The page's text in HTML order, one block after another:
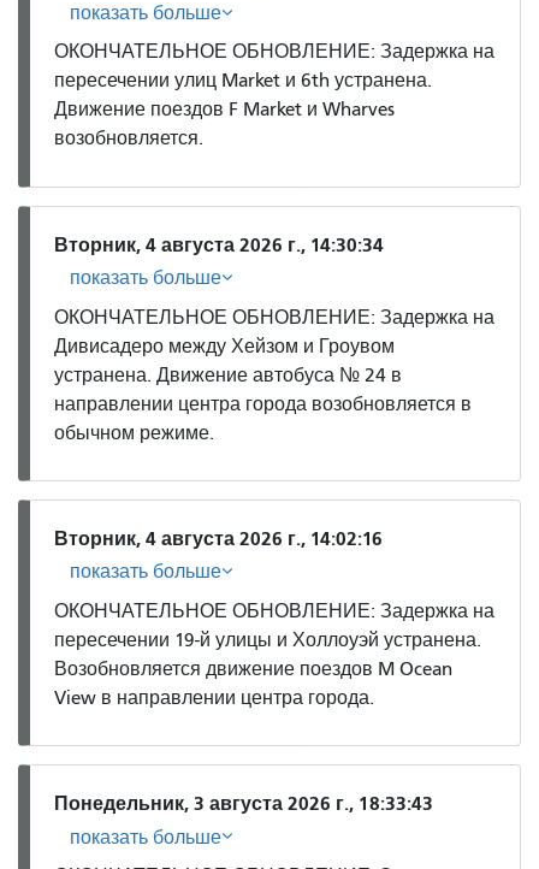
показать больше
ОКОНЧАТЕЛЬНОЕ ОБНОВЛЕНИЕ: Задержка на
пересечении улиц Market и 6th устранена.
Движение поездов F Market и Wharves
возобновляется.
Вторник, 4 августа 2026 г., 14:30:34
показать больше
ОКОНЧАТЕЛЬНОЕ ОБНОВЛЕНИЕ: Задержка на
Дивисадеро между Хейзом и Гроувом
устранена. Движение автобуса № 24 в
направлении центра города возобновляется в
обычном режиме.
Вторник, 4 августа 2026 г., 14:02:16
показать больше
ОКОНЧАТЕЛЬНОЕ ОБНОВЛЕНИЕ: Задержка на
пересечении 19-й улицы и Холлоуэй устранена.
Возобновляется движение поездов M Ocean
View в направлении центра города.
Понедельник, 3 августа 2026 г., 18:33:43
показать больше